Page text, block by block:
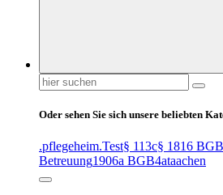
Suchen
nach:
Oder sehen Sie sich unsere beliebten
.pflegeheim.Test§ 113c§ 1816 BGB
Betreuung1906a BGB4ataachen